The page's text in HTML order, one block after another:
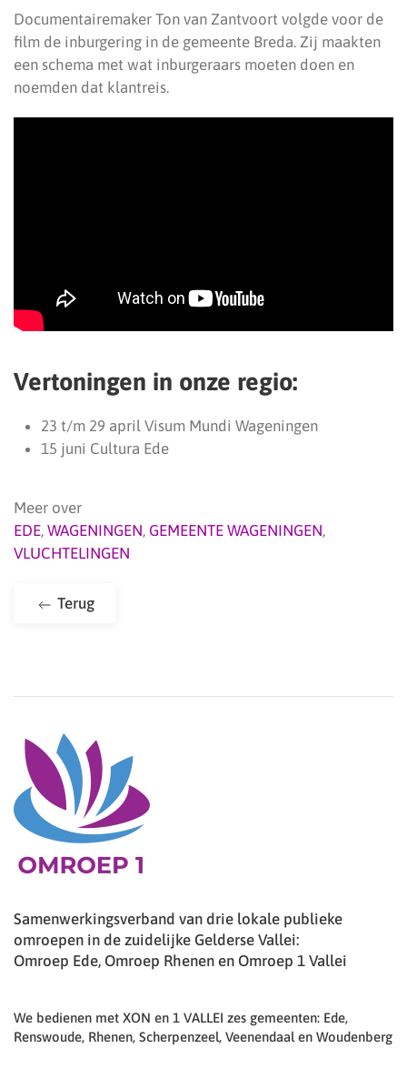
Documentairemaker Ton van Zantvoort volgde voor de
film de inburgering in de gemeente Breda. Zij maakten
een schema met wat inburgeraars moeten doen en
noemden dat klantreis.
Vertoningen in onze regio:
23 t/m 29 april Visum Mundi Wageningen
15 juni Cultura Ede
Meer over
EDE, WAGENINGEN, GEMEENTE WAGENINGEN,
VLUCHTELINGEN
Terug
Samenwerkingsverband van drie lokale publieke
omroepen in de zuidelijke Gelderse Vallei:
Omroep Ede, Omroep Rhenen en Omroep 1 Vallei
We bedienen met XON en 1 VALLEI zes gemeenten: Ede,
Renswoude, Rhenen, Scherpenzeel, Veenendaal en Woudenberg